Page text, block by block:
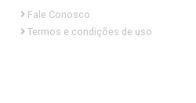
Fale Conosco
Termos e condições de uso